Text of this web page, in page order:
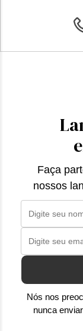
Faça
nossos
Nós nos
nunca